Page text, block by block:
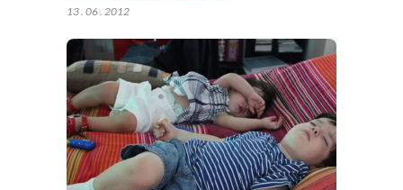
13 . 06 . 2012